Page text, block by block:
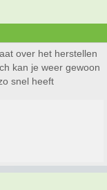
over het herstellen
kan je weer gewoon
snel heeft